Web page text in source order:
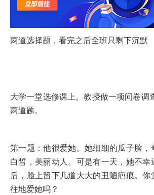
两道选择题，看完之后全班只剩下沉默
大学一堂选修课上。教授做一项问卷调
两道题。
第一题：他很爱她。她细细的瓜子脸
白皙，美丽动人。可是有一天，她不幸
后，脸上留下几道大大的丑陋疤痕。
往地爱她吗？